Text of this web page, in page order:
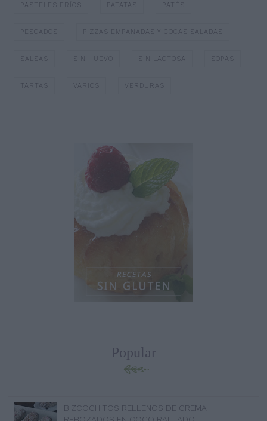
PASTELES FRÍOS PATATAS PATÉS
PESCADOS PIZZAS EMPANADAS Y COCAS SALADAS
SALSAS SIN HUEVO SIN LACTOSA SOPAS
TARTAS VARIOS VERDURAS
Popular
BIZCOCHITOS RELLENOS DE CREMA
REBOZADOS EN COCO RALLADO